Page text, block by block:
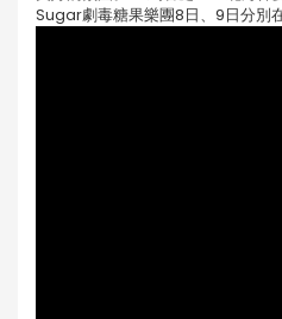
Sugar劇毒糖果樂團8日、9日分別